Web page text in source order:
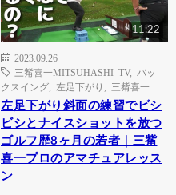
11:22
2023.09.26
三觜喜一MITSUHASHI TV, バッ
クスイング
左足下がり 三觜喜一
左足下がり斜面の練習でビシ
ビシとナイスショットを放つ
ゴルフ歴8ヶ月の若者｜三觜
喜一プロのアマチュアレッス
ン